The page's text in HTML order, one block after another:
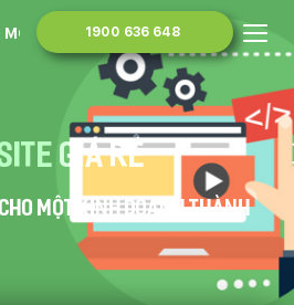
1900 636 648
THÔNG TIN MONA MEDIA
giá rẻ
một kinh doanh thành